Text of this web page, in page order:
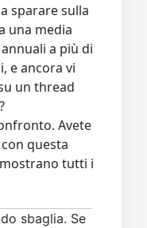
sparare sulla
una media
a più di
e ancora vi
un thread
Avete
questa
tutti i
sbaglia. Se